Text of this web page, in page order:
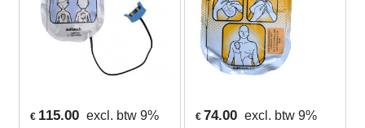
€ 115.00 excl. btw 9%
€ 74.00 excl. btw 9%